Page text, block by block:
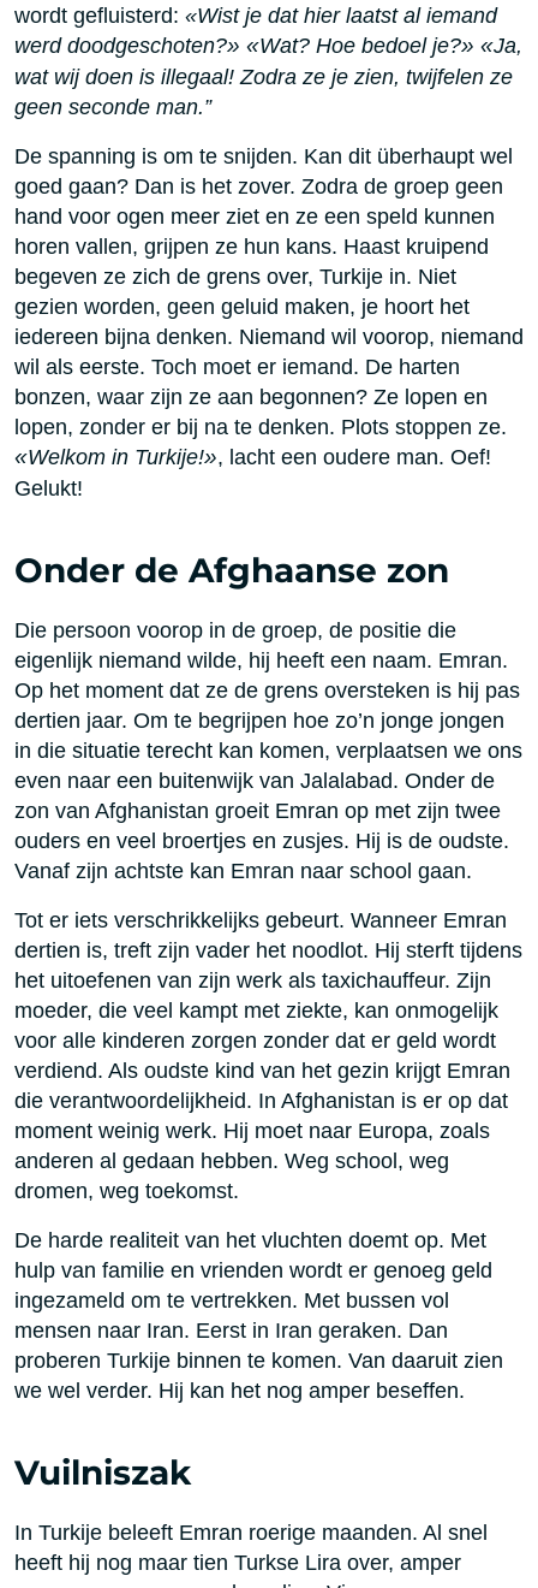
wordt gefluisterd: «Wist je dat hier laatst al iemand
werd doodgeschoten?» «Wat? Hoe bedoel je?» «Ja,
wat wij doen is illegaal! Zodra ze je zien, twijfelen ze
geen seconde man.”
De spanning is om te snijden. Kan dit überhaupt wel
goed gaan? Dan is het zover. Zodra de groep geen
hand voor ogen meer ziet en ze een speld kunnen
horen vallen, grijpen ze hun kans. Haast kruipend
begeven ze zich de grens over, Turkije in. Niet
gezien worden, geen geluid maken, je hoort het
iedereen bijna denken. Niemand wil voorop, niemand
wil als eerste. Toch moet er iemand. De harten
bonzen, waar zijn ze aan begonnen? Ze lopen en
lopen, zonder er bij na te denken. Plots stoppen ze.
«Welkom in Turkije!», lacht een oudere man. Oef!
Gelukt!
Onder de Afghaanse zon
Die persoon voorop in de groep, de positie die
eigenlijk niemand wilde, hij heeft een naam. Emran.
Op het moment dat ze de grens oversteken is hij pas
dertien jaar. Om te begrijpen hoe zo’n jonge jongen
in die situatie terecht kan komen, verplaatsen we ons
even naar een buitenwijk van Jalalabad. Onder de
zon van Afghanistan groeit Emran op met zijn twee
ouders en veel broertjes en zusjes. Hij is de oudste.
Vanaf zijn achtste kan Emran naar school gaan.
Tot er iets verschrikkelijks gebeurt. Wanneer Emran
dertien is, treft zijn vader het noodlot. Hij sterft tijdens
het uitoefenen van zijn werk als taxichauffeur. Zijn
moeder, die veel kampt met ziekte, kan onmogelijk
voor alle kinderen zorgen zonder dat er geld wordt
verdiend. Als oudste kind van het gezin krijgt Emran
die verantwoordelijkheid. In Afghanistan is er op dat
moment weinig werk. Hij moet naar Europa, zoals
anderen al gedaan hebben. Weg school, weg
dromen, weg toekomst.
De harde realiteit van het vluchten doemt op. Met
hulp van familie en vrienden wordt er genoeg geld
ingezameld om te vertrekken. Met bussen vol
mensen naar Iran. Eerst in Iran geraken. Dan
proberen Turkije binnen te komen. Van daaruit zien
we wel verder. Hij kan het nog amper beseffen.
Vuilniszak
In Turkije beleeft Emran roerige maanden. Al snel
heeft hij nog maar tien Turkse Lira over, amper